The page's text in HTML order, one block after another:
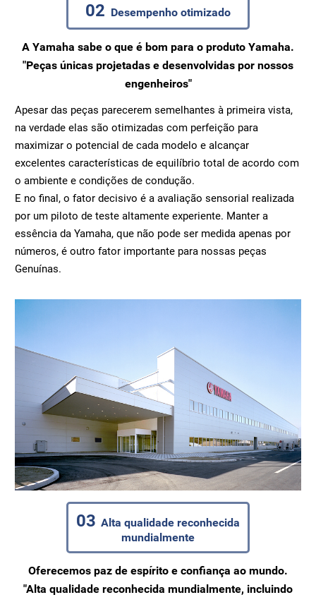
02 Desempenho otimizado
A Yamaha sabe o que é bom para o produto Yamaha.
"Peças únicas projetadas e desenvolvidas por nossos
engenheiros"
Apesar das peças parecerem semelhantes à primeira vista,
na verdade elas são otimizadas com perfeição para
maximizar o potencial de cada modelo e alcançar
excelentes características de equilíbrio total de acordo com
o ambiente e condições de condução.
E no final, o fator decisivo é a avaliação sensorial realizada
por um piloto de teste altamente experiente. Manter a
essência da Yamaha, que não pode ser medida apenas por
números, é outro fator importante para nossas peças
Genuínas.
03 Alta qualidade reconhecida
mundialmente
Oferecemos paz de espírito e confiança ao mundo.
"Alta qualidade reconhecida mundialmente, incluindo